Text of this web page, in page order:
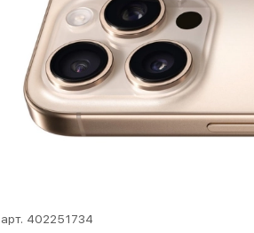
арт. 402251734